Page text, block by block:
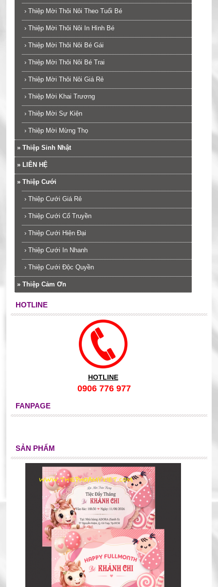
› Thiệp Mời Thôi Nôi Theo Tuổi Bé
› Thiệp Mời Thôi Nôi In Hình Bé
› Thiệp Mời Thôi Nôi Bé Gái
› Thiệp Mời Thôi Nôi Bé Trai
› Thiệp Mời Thôi Nôi Giá Rẻ
› Thiệp Mời Khai Trương
› Thiệp Mời Sự Kiện
› Thiệp Mời Mừng Thọ
» Thiệp Sinh Nhật
» LIÊN HỆ
» Thiệp Cưới
› Thiệp Cưới Giá Rẻ
› Thiệp Cưới Cổ Truyền
› Thiệp Cưới Hiện Đại
› Thiệp Cưới In Nhanh
› Thiệp Cưới Độc Quyền
» Thiệp Cảm Ơn
HOTLINE
HOTLINE
0906 776 977
FANPAGE
SẢN PHẨM